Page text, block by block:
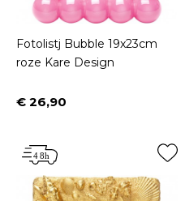
Fotolistj Bubble 19x23cm
roze Kare Design
Prijs
€ 26,90